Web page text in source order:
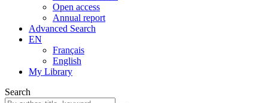
Open access
Annual report
Advanced Search
EN
Français
English
My Library
Search